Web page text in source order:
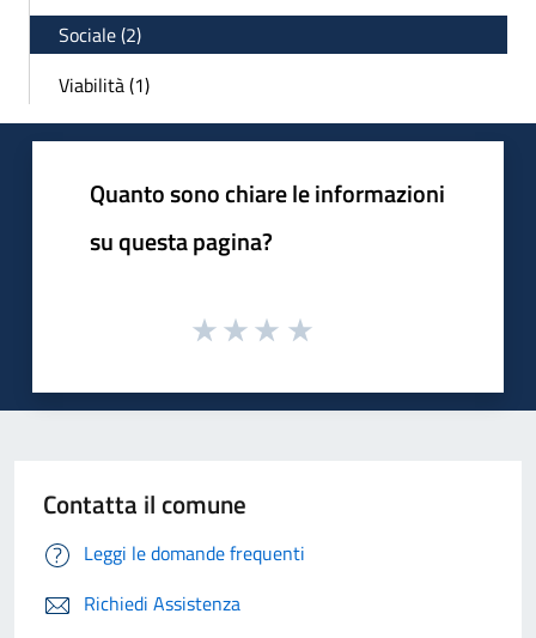
Sociale (2)
Viabilità (1)
Quanto sono chiare le informazioni
su questa pagina?
Contatta il comune
Leggi le domande frequenti
Richiedi Assistenza